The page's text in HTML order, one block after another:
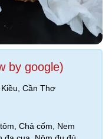
by google)
Cần Thơ
Chả cốm, Nem